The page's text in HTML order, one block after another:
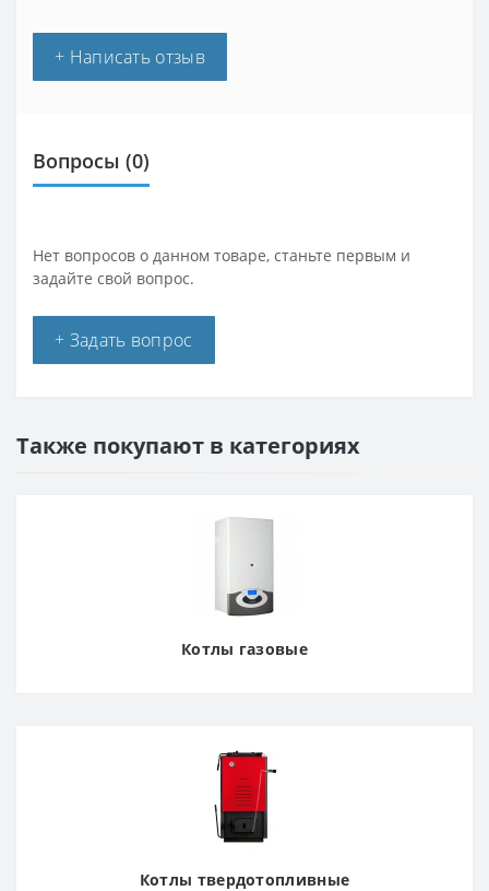
+ Написать отзыв
Вопросы (0)
Нет вопросов о данном товаре, станьте первым и
задайте свой вопрос.
+ Задать вопрос
Также покупают в категориях
Котлы газовые
Котлы твердотопливные